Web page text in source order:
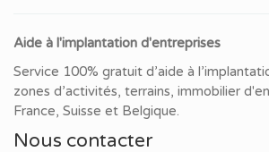
Aide à l'implantation d'entreprises
Service 100% gratuit d’aide à
zones d’activités, terrains, immobilier
France, Suisse et Belgique.
Nous contacter